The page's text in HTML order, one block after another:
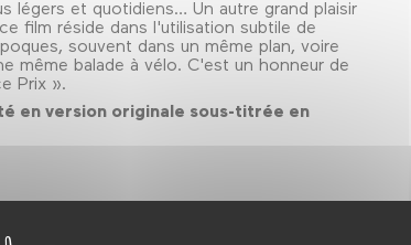
légers et quotidiens… Un autre grand plaisir
film réside dans l'utilisation subtile de
souvent dans un même plan, voire
même balade à vélo. C'est un honneur de
Prix ».
en version originale sous-titrée en